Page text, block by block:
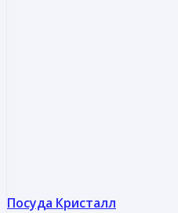
Посуда Кристалл